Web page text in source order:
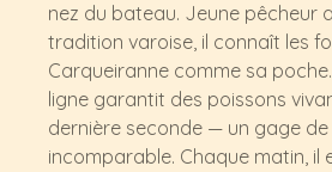
nez du bateau. Jeune pêcheur
tradition varoise, il connaît les
Carqueiranne comme sa
ligne garantit des poissons
dernière seconde — un gage
incomparable. Chaque matin, il